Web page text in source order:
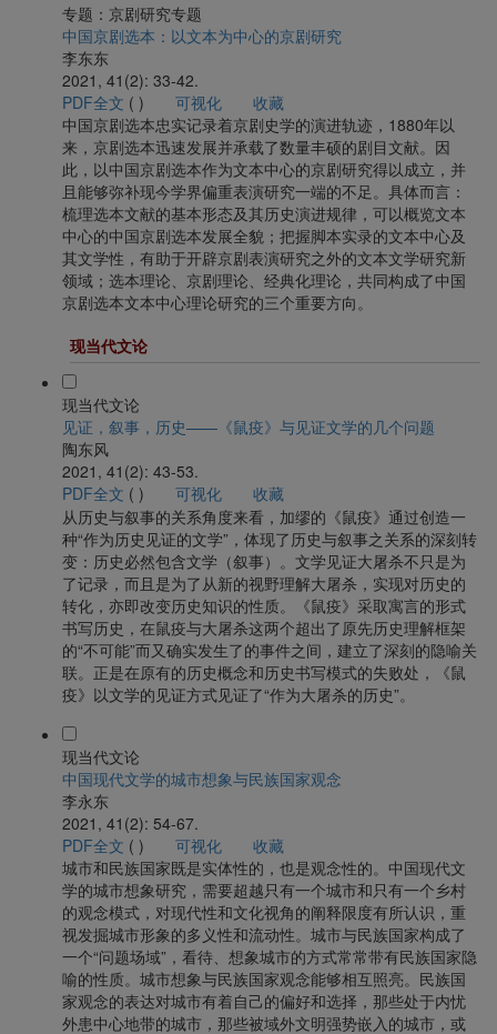
专题：京剧研究专题
中国京剧选本：以文本为中心的京剧研究
李东东
2021, 41(2): 33-42.
PDF全文 ( ) 可视化
收藏
中国京剧选本忠实记录着京剧史学的演进轨迹，1880年以
来，京剧选本迅速发展并承载了数量丰硕的剧目文献。因
此，以中国京剧选本作为文本中心的京剧研究得以成立，并
且能够弥补现今学界偏重表演研究一端的不足。具体而言：
梳理选本文献的基本形态及其历史演进规律，可以概览文本
中心的中国京剧选本发展全貌；把握脚本实录的文本中心及
其文学性，有助于开辟京剧表演研究之外的文本文学研究新
领域；选本理论、京剧理论、经典化理论，共同构成了中国
京剧选本文本中心理论研究的三个重要方向。
现当代文论
现当代文论
见证，叙事，历史——《鼠疫》与见证文学的几个问题
陶东风
2021, 41(2): 43-53.
PDF全文 ( ) 可视化
收藏
从历史与叙事的关系角度来看，加缪的《鼠疫》通过创造一
种“作为历史见证的文学”，体现了历史与叙事之关系的深刻转
变：历史必然包含文学（叙事）。文学见证大屠杀不只是为
了记录，而且是为了从新的视野理解大屠杀，实现对历史的
转化，亦即改变历史知识的性质。《鼠疫》采取寓言的形式
书写历史，在鼠疫与大屠杀这两个超出了原先历史理解框架
的“不可能”而又确实发生了的事件之间，建立了深刻的隐喻关
联。正是在原有的历史概念和历史书写模式的失败处，《鼠
疫》以文学的见证方式见证了“作为大屠杀的历史”。
现当代文论
中国现代文学的城市想象与民族国家观念
李永东
2021, 41(2): 54-67.
PDF全文 ( ) 可视化
收藏
城市和民族国家既是实体性的，也是观念性的。中国现代文
学的城市想象研究，需要超越只有一个城市和只有一个乡村
的观念模式，对现代性和文化视角的阐释限度有所认识，重
视发掘城市形象的多义性和流动性。城市与民族国家构成了
一个“问题场域”，看待、想象城市的方式常常带有民族国家隐
喻的性质。城市想象与民族国家观念能够相互照亮。民族国
家观念的表达对城市有着自己的偏好和选择，那些处于内忧
外患中心地带的城市，那些被域外文明强势嵌入的城市，或